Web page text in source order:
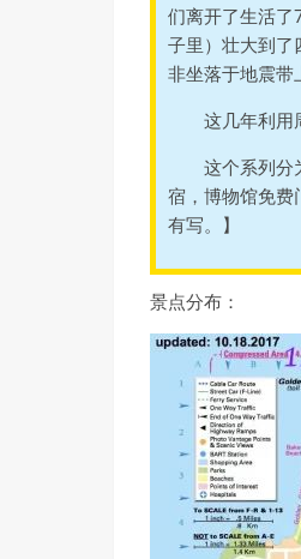
们离开了生活了
子里）壮大到了
非坐落于地震带
这几年利用
这个系列分
宿，博物馆免费
有写。】
景点分布：